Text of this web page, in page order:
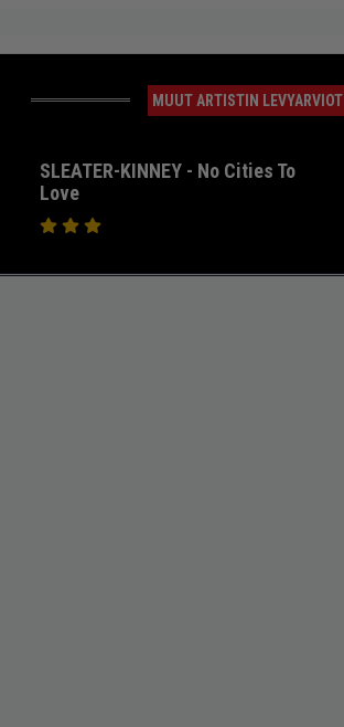
MUUT ARTISTIN LEVYARVIOT
SLEATER-KINNEY - No Cities To
Love